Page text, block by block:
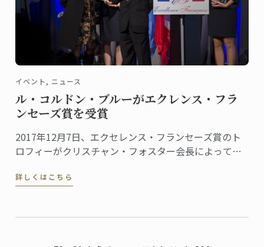
イベント, ニュース
ル・コルドン・ブルーがエクレンス・フラ
ンセーズ賞を受賞
2017年12月7日、エクセレンス・フランセーズ賞のト
ロフィーがクリスチャン・フォスター会長によって、
るル・コルドン・ブルー、パリ校に授与されました。
詳しくはこちら